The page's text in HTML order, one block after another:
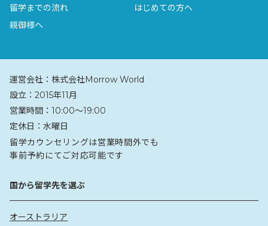
留学までの流れ
はじめての方へ
親御様へ
運営会社： 株式会社Morrow World
設立： 2015年11月
営業時間： 10:00〜19:00
定休日： 水曜日
留学カウンセリングは営業時間外でも
事前予約にてご対応可能です
国から留学先を選ぶ
オーストラリア